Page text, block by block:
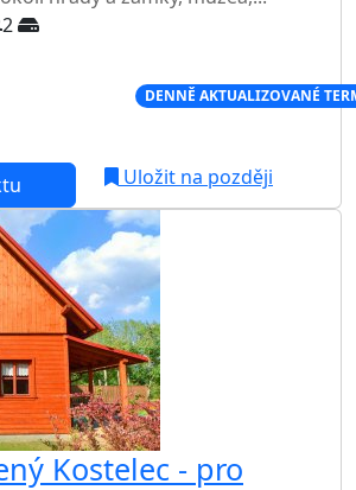
2
DENNĚ AKTUALIZOVANÉ
Uložit na později
Kostelec - pro